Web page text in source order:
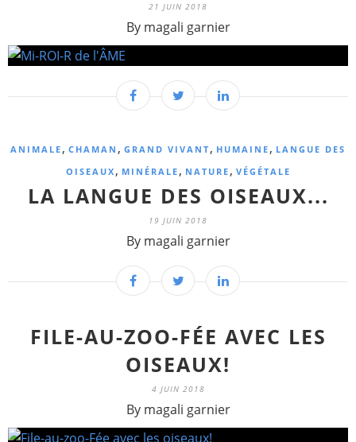
21 JUIN 2018
By magali garnier
ANIMALE , CHAMAN , GRAND VIVANT, HUMAINE , LANGUE DES
OISEAUX , MINÉRALE , NATURE , VÉGÉTALE
LA LANGUE DES OISEAUX...
19 JUIN 2018
By magali garnier
FILE-AU-ZOO-FÉE AVEC LES
OISEAUX!
4 JUIN 2018
By magali garnier